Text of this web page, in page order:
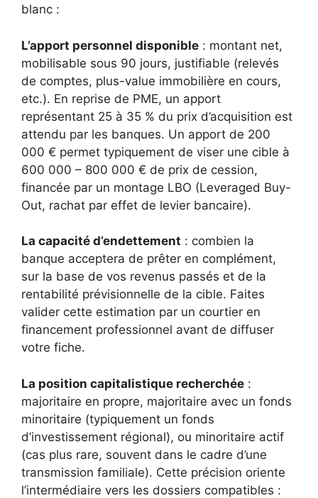
blanc :
L’apport personnel disponible : montant net,
mobilisable sous 90 jours, justifiable (relevés
de comptes, plus-value immobilière en cours,
etc.). En reprise de PME, un apport
représentant 25 à 35 % du prix d’acquisition est
attendu par les banques. Un apport de 200
000 € permet typiquement de viser une cible à
600 000 – 800 000 € de prix de cession,
financée par un montage LBO (Leveraged Buy-
Out, rachat par effet de levier bancaire).
La capacité d’endettement : combien la
banque acceptera de prêter en complément,
sur la base de vos revenus passés et de la
rentabilité prévisionnelle de la cible. Faites
valider cette estimation par un courtier en
financement professionnel avant de diffuser
votre fiche.
La position capitalistique recherchée :
majoritaire en propre, majoritaire avec un fonds
minoritaire (typiquement un fonds
d’investissement régional), ou minoritaire actif
(cas plus rare, souvent dans le cadre d’une
transmission familiale). Cette précision oriente
l’intermédiaire vers les dossiers compatibles :